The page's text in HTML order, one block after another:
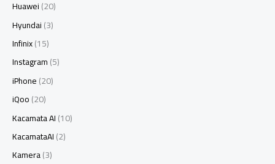
Huawei(20)
Hyundai(3)
Infinix(15)
Instagram(5)
iPhone(20)
iQoo(20)
Kacamata AI(10)
KacamataAI(2)
Kamera(3)